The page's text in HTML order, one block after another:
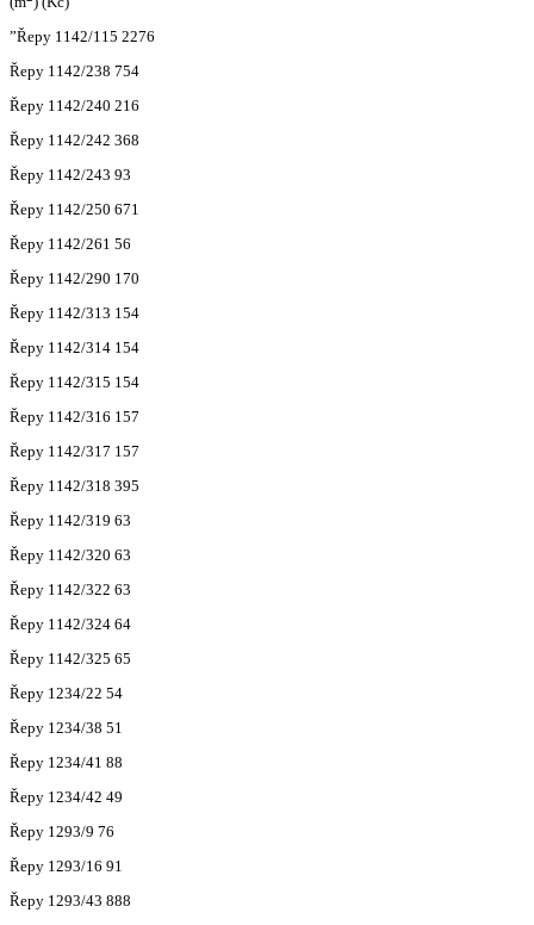
”Řepy 1142/115 2276
Řepy 1142/238 754
Řepy 1142/240 216
Řepy 1142/242 368
Řepy 1142/243 93
Řepy 1142/250 671
Řepy 1142/261 56
Řepy 1142/290 170
Řepy 1142/313 154
Řepy 1142/314 154
Řepy 1142/315 154
Řepy 1142/316 157
Řepy 1142/317 157
Řepy 1142/318 395
Řepy 1142/319 63
Řepy 1142/320 63
Řepy 1142/322 63
Řepy 1142/324 64
Řepy 1142/325 65
Řepy 1234/22 54
Řepy 1234/38 51
Řepy 1234/41 88
Řepy 1234/42 49
Řepy 1293/9 76
Řepy 1293/16 91
Řepy 1293/43 888